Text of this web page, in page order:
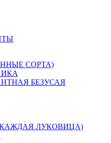
СОРТА)
БЕЗУСАЯ
КАЖДАЯ ЛУКОВИЦА)